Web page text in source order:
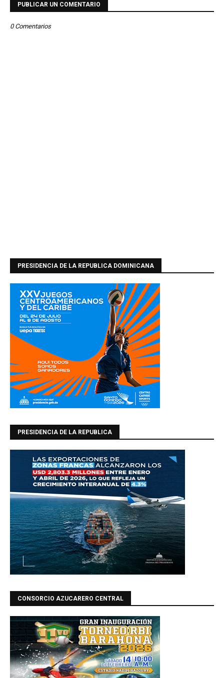
PUBLICAR UN COMENTARIO
0 Comentarios
PRESIDENCIA DE LA REPUBLICA DOMINICANA
PRESIDENCIA DE LA REPUBLICA
CONSORCIO AZUCARERO CENTRAL